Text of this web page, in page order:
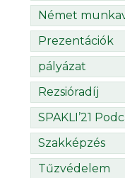
Német
Prezentációk
pályázat
Rezsióradíj
SPAKLI’21
Szakképzés
Tűzvédelem